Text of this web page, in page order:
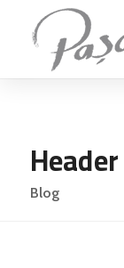
Header
Blog